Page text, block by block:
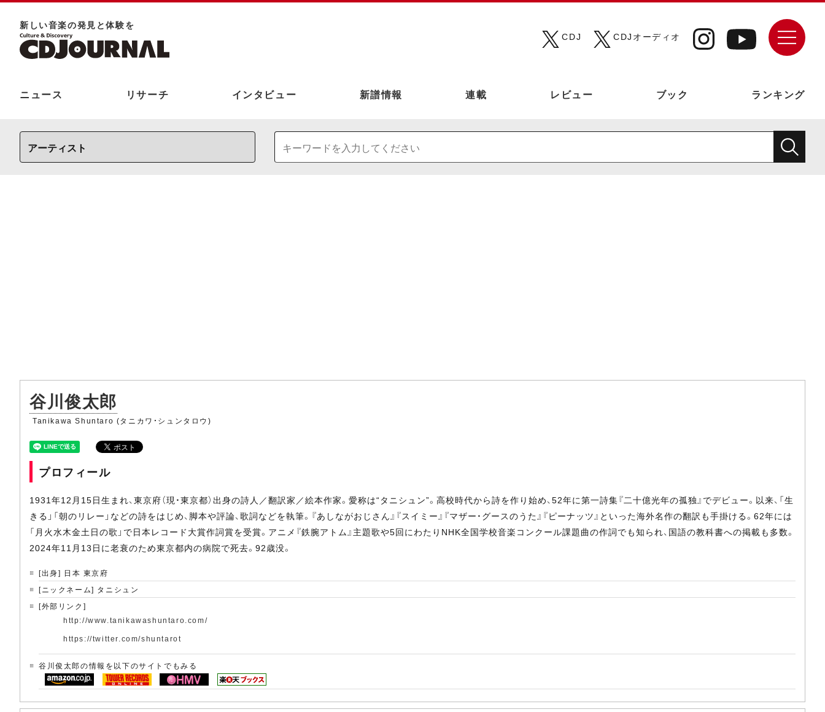
新しい⾳楽の発⾒と体験を
CDJ
CDJオーディオ
ニュース リサーチ インタビュー 新譜情報 連載 レビュー ブック ランキング
谷川俊太郎
Tanikawa Shuntaro (タニカワ・シュンタロウ)
プロフィール
1931年12月15日生まれ、東京府（現・東京都）出身の詩人／翻訳家／絵本作家。愛称は“タニシュン”。高校時代から詩を作り始め、52年に第一詩集『二十億光年の孤独』でデビュー。以来、「生
きる」「朝のリレー」などの詩をはじめ、脚本や評論、歌詞などを執筆。『あしながおじさん』『スイミー』『マザー・グースのうた』『ピーナッツ』といった海外名作の翻訳も手掛ける。62年には
「月火水木金土日の歌」で日本レコード大賞作詞賞を受賞。アニメ『鉄腕アトム』主題歌や5回にわたりNHK全国学校音楽コンクール課題曲の作詞でも知られ、国語の教科書への掲載も多数。
2024年11月13日に老衰のため東京都内の病院で死去。92歳没。
[出身] 日本 東京府
[ニックネーム] タニシュン
[外部リンク]
http://www.tanikawashuntaro.com/
https://twitter.com/shuntarot
谷川俊太郎の情報を以下のサイトでもみる